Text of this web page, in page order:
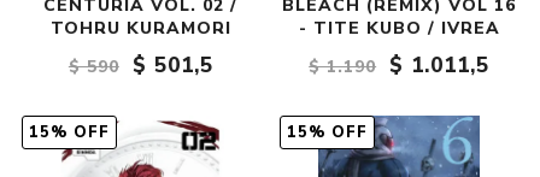
CENTURIA VOL. 02 /
TOHRU KURAMORI
$ 590
$ 501,5
BLEACH (REMIX) VOL 16
- TITE KUBO / IVREA
$ 1.190
$ 1.011,5
15% OFF 15% OFF